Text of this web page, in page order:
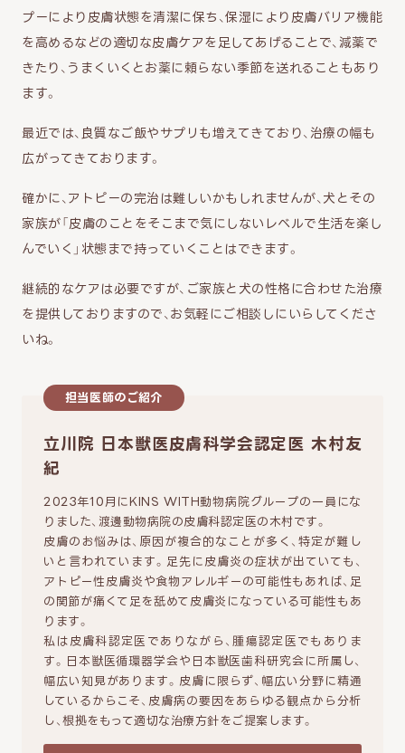
プーにより皮膚状態を清潔に保ち、保湿により皮膚バリア機能
を高めるなどの適切な皮膚ケアを足してあげることで、減薬で
きたり、うまくいくとお薬に頼らない季節を送れることもあり
ます。
最近では、良質なご飯やサプリも増えてきており、治療の幅も
広がってきております。
確かに、アトピーの完治は難しいかもしれませんが、犬とその
家族が「皮膚のことをそこまで気にしないレベルで生活を楽し
んでいく」状態まで持っていくことはできます。
継続的なケアは必要ですが、ご家族と犬の性格に合わせた治療
を提供しておりますので、お気軽にご相談しにいらしてくださ
いね。
担当医師のご紹介
立川院 日本獣医皮膚科学会認定医 木村友
紀
2023年10月にKINS WITH動物病院グループの一員にな
りました、渡邊動物病院の皮膚科認定医の木村です。
皮膚のお悩みは、原因が複合的なことが多く、特定が難し
いと言われています。足先に皮膚炎の症状が出ていても、
アトピー性皮膚炎や食物アレルギーの可能性もあれば、足
の関節が痛くて足を舐めて皮膚炎になっている可能性もあ
ります。
私は皮膚科認定医でありながら、腫瘍認定医でもありま
す。日本獣医循環器学会や日本獣医歯科研究会に所属し、
幅広い知見があります。皮膚に限らず、幅広い分野に精通
しているからこそ、皮膚病の要因をあらゆる観点から分析
し、根拠をもって適切な治療方針をご提案します。